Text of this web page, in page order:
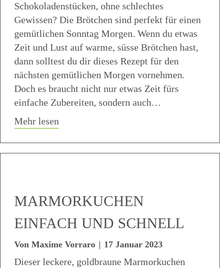
Schokoladenstücken, ohne schlechtes
Gewissen? Die Brötchen sind perfekt für einen
gemütlichen Sonntag Morgen. Wenn du etwas
Zeit und Lust auf warme, süsse Brötchen hast,
dann solltest du dir dieses Rezept für den
nächsten gemütlichen Morgen vornehmen.
Doch es braucht nicht nur etwas Zeit fürs
einfache Zubereiten, sondern auch…
Mehr lesen
MARMORKUCHEN
EINFACH UND SCHNELL
Von Maxime Vorraro | 17 Januar 2023
Dieser leckere, goldbraune Marmorkuchen